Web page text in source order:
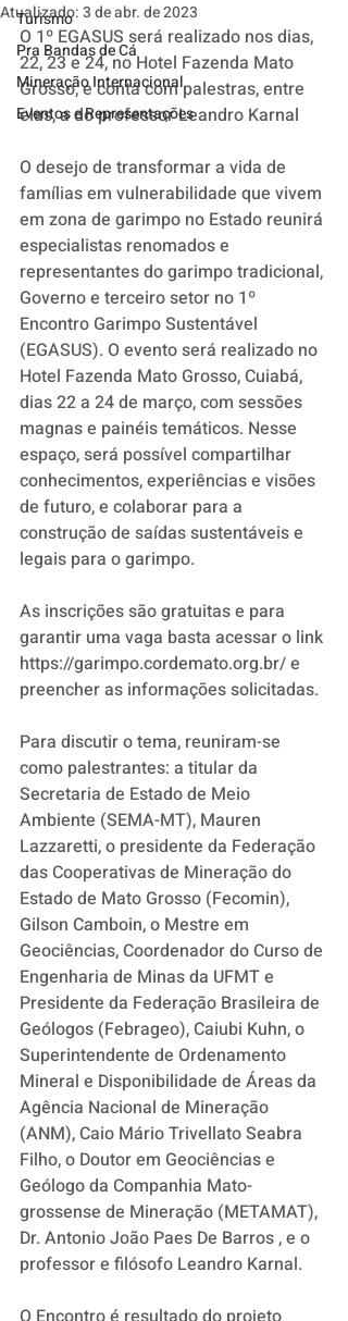
Turismo
Pra Bandas de Cá
Mineração Internacional
Eventos e Representações
Atualizado:3 de abr. de 2023
O 1º EGASUS será realizado nos dias,
22, 23 e 24, no Hotel Fazenda Mato
Grosso, e conta com palestras, entre
elas, a do professor Leandro Karnal
O desejo de transformar a vida de
famílias em vulnerabilidade que vivem
em zona de garimpo no Estado reunirá
especialistas renomados e
representantes do garimpo tradicional,
Governo e terceiro setor no 1º
Encontro Garimpo Sustentável
(EGASUS). O evento será realizado no
Hotel Fazenda Mato Grosso, Cuiabá,
dias 22 a 24 de março, com sessões
magnas e painéis temáticos. Nesse
espaço, será possível compartilhar
conhecimentos, experiências e visões
de futuro, e colaborar para a
construção de saídas sustentáveis e
legais para o garimpo.
As inscrições são gratuitas e para
garantir uma vaga basta acessar o link
https://garimpo.cordemato.org.br/ e
preencher as informações solicitadas.
Para discutir o tema, reuniram-se
como palestrantes: a titular da
Secretaria de Estado de Meio
Ambiente (SEMA-MT), Mauren
Lazzaretti, o presidente da Federação
das Cooperativas de Mineração do
Estado de Mato Grosso (Fecomin),
Gilson Camboin, o Mestre em
Geociências, Coordenador do Curso de
Engenharia de Minas da UFMT e
Presidente da Federação Brasileira de
Geólogos (Febrageo), Caiubi Kuhn, o
Superintendente de Ordenamento
Mineral e Disponibilidade de Áreas da
Agência Nacional de Mineração
(ANM), Caio Mário Trivellato Seabra
Filho, o Doutor em Geociências e
Geólogo da Companhia Mato-
grossense de Mineração (METAMAT),
Dr. Antonio João Paes De Barros , e o
professor e filósofo Leandro Karnal.